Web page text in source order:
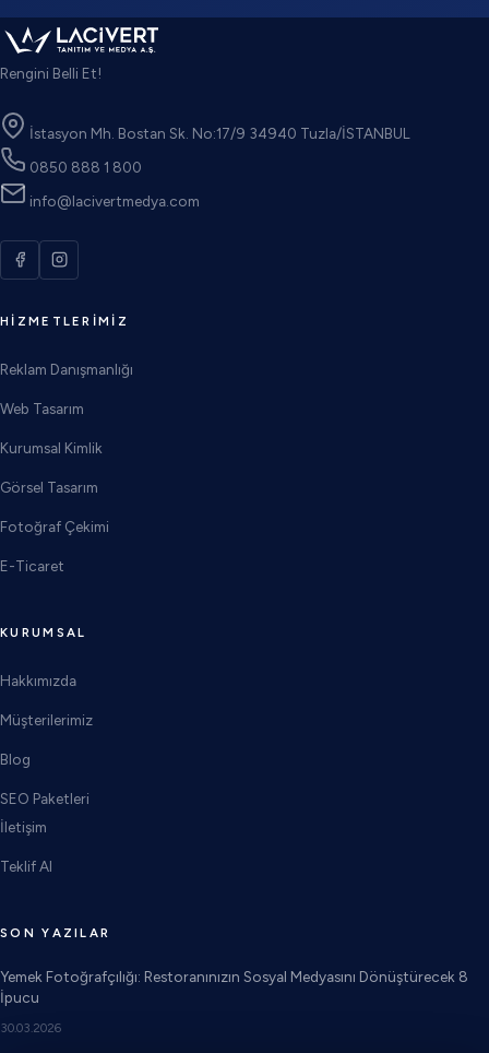
Rengini Belli Et!
İstasyon Mh. Bostan Sk. No:17/9 34940 Tuzla/İSTANBUL
0850 888 1 800
info@lacivertmedya.com
HIZMETLERIMIZ
Reklam Danışmanlığı
Web Tasarım
Kurumsal Kimlik
Görsel Tasarım
Fotoğraf Çekimi
E-Ticaret
KURUMSAL
Hakkımızda
Müşterilerimiz
Blog
SEO Paketleri
İletişim
Teklif Al
SON YAZILAR
Yemek Fotoğrafçılığı: Restoranınızın Sosyal Medyasını Dönüştürecek 8
İpucu
30.03.2026